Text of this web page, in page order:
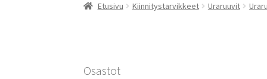
Etusivu Kiinnitystarvikkeet Uraruuvit
Osastot